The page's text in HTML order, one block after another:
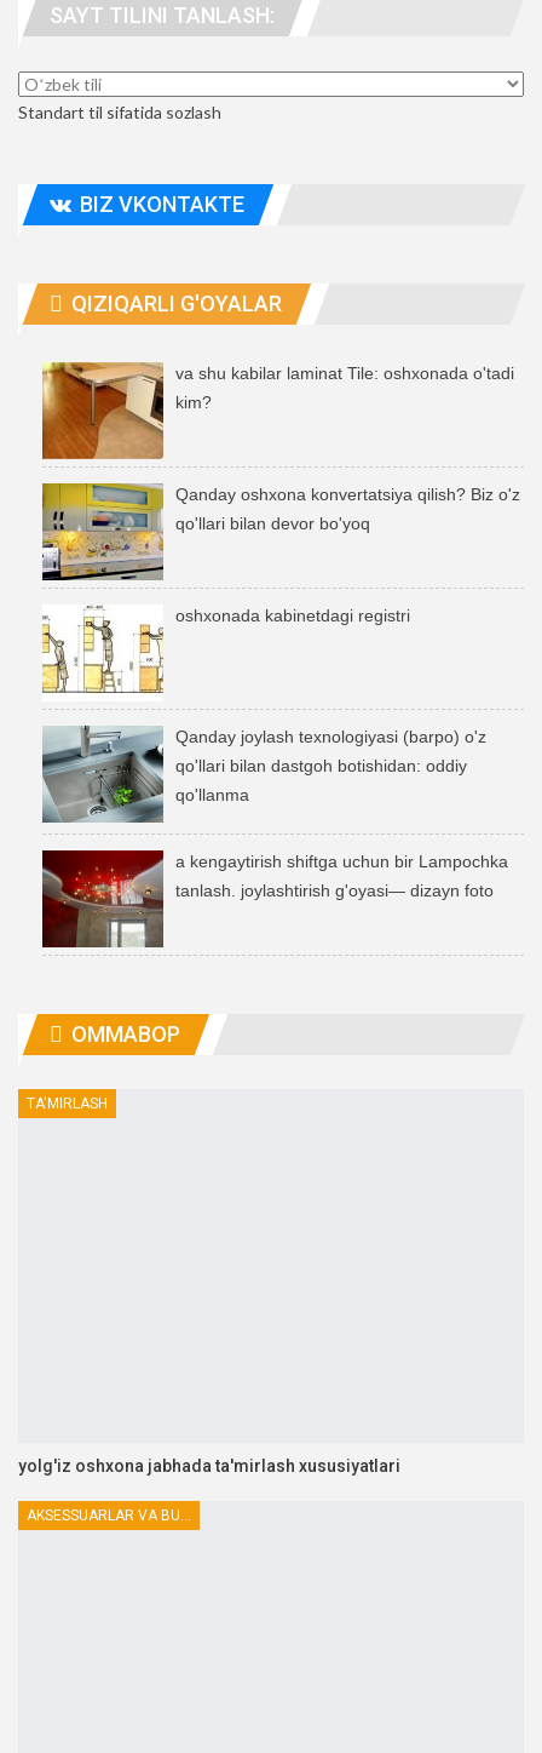
odamlar. manzil
SAYT TILINI TANLASH:
Standart til sifatida sozlash
BIZ VKONTAKTE
QIZIQARLI G'OYALAR
va shu kabilar laminat Tile: oshxonada o'tadi
kim?
Qanday oshxona konvertatsiya qilish? Biz o'z
qo'llari bilan devor bo'yoq
oshxonada kabinetdagi registri
Qanday joylash texnologiyasi (barpo) o'z
qo'llari bilan dastgoh botishidan: oddiy
qo'llanma
a kengaytirish shiftga uchun bir Lampochka
tanlash. joylashtirish g'oyasi— dizayn foto
OMMABOP
TA'MIRLASH
yolg'iz oshxona jabhada ta'mirlash xususiyatlari
AKSESSUARLAR VA BUTLOVCHILAR